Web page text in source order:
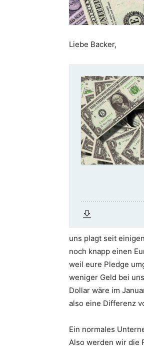
Liebe Backer,
uns plagt seit
noch knapp einen
weil eure Pledge
weniger Geld bei
Dollar wäre im
also eine Differenz
Ein normales
Also werden wir die